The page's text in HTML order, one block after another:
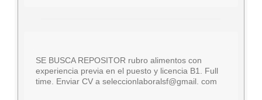
SE BUSCA REPOSITOR rubro alimentos con
experiencia previa en el puesto y licencia B1. Full
time. Enviar CV a seleccionlaboralsf@gmail. com